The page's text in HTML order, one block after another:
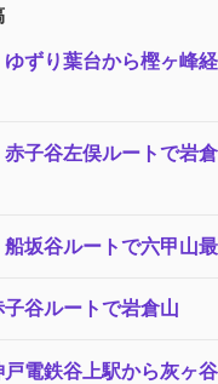
ずり葉台から樫ヶ峰
子谷左俣ルートで岩
坂谷ルートで六甲山
谷ルートで岩倉山
電鉄谷上駅から灰ヶ